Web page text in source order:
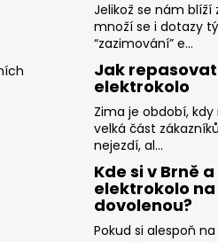
Jelikož se nám
množí se i dotazy
“zazimování” e...
Jak
elektrokolo
Zima je období,
velká část
nejezdí, al...
Kde si v Brně
elektrokolo
dovolenou?
Pokud si alespoň